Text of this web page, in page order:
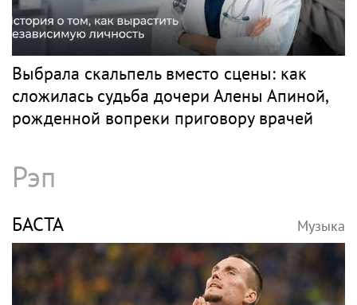
Выбрала скальпель вместо сцены: как
сложилась судьба дочери Алены Апиной,
рожденной вопреки приговору врачей
Рэп
БАСТА Музыка